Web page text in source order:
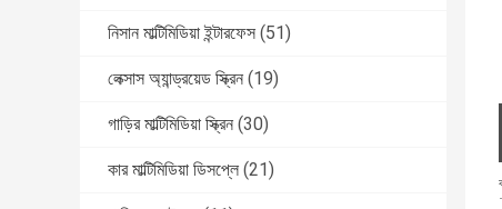
নিসান মাল্টিমিডিয়া ইন্টারফেস (51)
লেক্সাস অ্যান্ড্রয়েড স্ক্রিন (19)
গাড়ির মাল্টিমিডিয়া স্ক্রিন (30)
কার মাল্টিমিডিয়া ডিসপ্লে (21)